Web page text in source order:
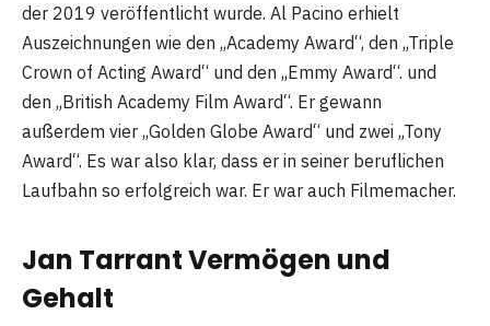
der 2019 veröffentlicht wurde. Al Pacino erhielt
Auszeichnungen wie den „Academy Award“, den „Triple
Crown of Acting Award“ und den „Emmy Award“. und
den „British Academy Film Award“. Er gewann
außerdem vier „Golden Globe Award“ und zwei „Tony
Award“. Es war also klar, dass er in seiner beruflichen
Laufbahn so erfolgreich war. Er war auch Filmemacher.
Jan Tarrant Vermögen und
Gehalt